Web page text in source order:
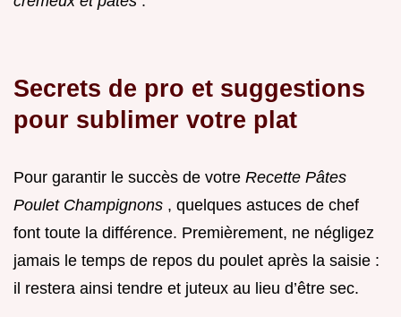
Secrets de pro et suggestions
pour sublimer votre plat
Pour garantir le succès de votre Recette Pâtes
Poulet Champignons , quelques astuces de chef
font toute la différence. Premièrement, ne négligez
jamais le temps de repos du poulet après la saisie :
il restera ainsi tendre et juteux au lieu d’être sec.